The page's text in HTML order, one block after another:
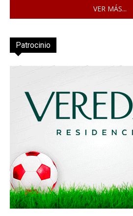
VER MÁS...
Patrocinio